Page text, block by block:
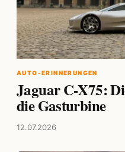
AUTO-ERINNERUNGEN
Jaguar C-X75:
die Gasturbine
12.07.2026